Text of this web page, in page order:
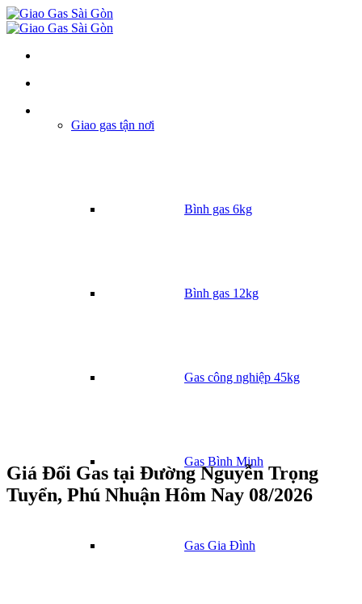
Giao gas tận nơi
Bình gas 6kg
Bình gas 12kg
Gas công nghiệp 45kg
Gas Bình Minh
Gas Gia Đình
Giá Đổi Gas tại Đường Nguyễn Trọng
Tuyển, Phú Nhuận Hôm Nay 08/2026